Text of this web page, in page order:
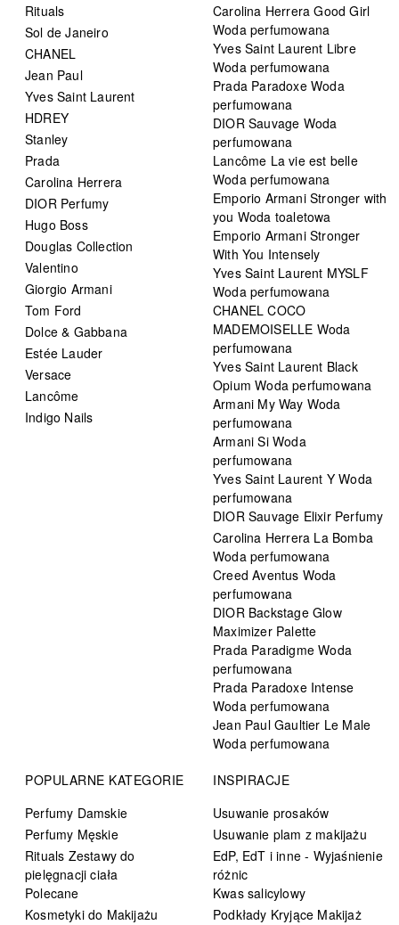
Rituals
Sol de Janeiro
CHANEL
Jean Paul
Yves Saint Laurent
HDREY
Stanley
Prada
Carolina Herrera
DIOR Perfumy
Hugo Boss
Douglas Collection
Valentino
Giorgio Armani
Tom Ford
Dolce & Gabbana
Estée Lauder
Versace
Lancôme
Indigo Nails
Carolina Herrera Good Girl
Woda perfumowana
Yves Saint Laurent Libre
Woda perfumowana
Prada Paradoxe Woda
perfumowana
DIOR Sauvage Woda
perfumowana
Lancôme La vie est belle
Woda perfumowana
Emporio Armani Stronger with
you Woda toaletowa
Emporio Armani Stronger
With You Intensely
Yves Saint Laurent MYSLF
Woda perfumowana
CHANEL COCO
MADEMOISELLE Woda
perfumowana
Yves Saint Laurent Black
Opium Woda perfumowana
Armani My Way Woda
perfumowana
Armani Si Woda
perfumowana
Yves Saint Laurent Y Woda
perfumowana
DIOR Sauvage Elixir Perfumy
Carolina Herrera La Bomba
Woda perfumowana
Creed Aventus Woda
perfumowana
DIOR Backstage Glow
Maximizer Palette
Prada Paradigme Woda
perfumowana
Prada Paradoxe Intense
Woda perfumowana
Jean Paul Gaultier Le Male
Woda perfumowana
POPULARNE KATEGORIE
Perfumy Damskie
Perfumy Męskie
Rituals Zestawy do
pielęgnacji ciała
Polecane
Kosmetyki do Makijażu
INSPIRACJE
Usuwanie prosaków
Usuwanie plam z makijażu
EdP, EdT i inne - Wyjaśnienie
różnic
Kwas salicylowy
Podkłady Kryjące Makijaż